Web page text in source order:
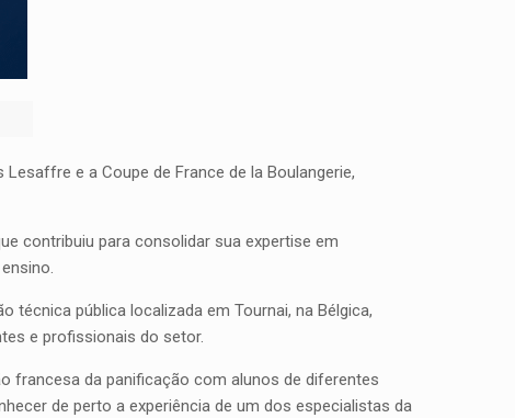
e a Coupe de France de la Boulangerie,
contribuiu para consolidar sua expertise em
pública localizada em Tournai, na Bélgica,
e profissionais do setor.
francesa da panificação com alunos de diferentes
de perto a experiência de um dos especialistas da